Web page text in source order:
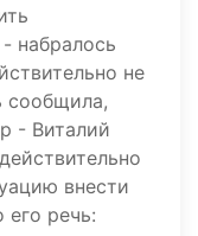
набралось
не
сообщила,
- Виталий
внести
его речь: